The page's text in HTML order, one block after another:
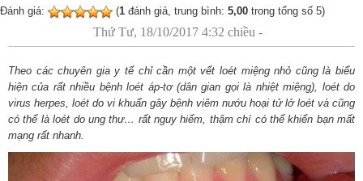
Đánh giá: (1 đánh giá, trung bình: 5,00 trong tổng số 5)
Thứ Tư, 18/10/2017 4:32 chiều -
Theo các chuyên gia y tế chỉ cần một vết loét miệng nhỏ cũng là biểu
hiện của rất nhiều bệnh loét áp-tơ (dân gian gọi là nhiệt miệng), loét do
virus herpes, loét do vi khuẩn gây bệnh viêm nướu hoại tử lở loét và cũng
có thể là loét do ung thư… rất nguy hiểm, thậm chí có thể khiến bạn mất
mạng rất nhanh.